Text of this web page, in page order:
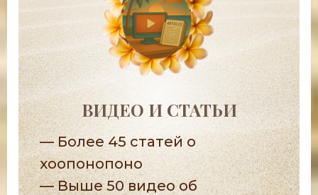
ВИДЕО И СТАТЬИ
— Более 45 статей о
хоопонопоно
— Выше 50 видео об